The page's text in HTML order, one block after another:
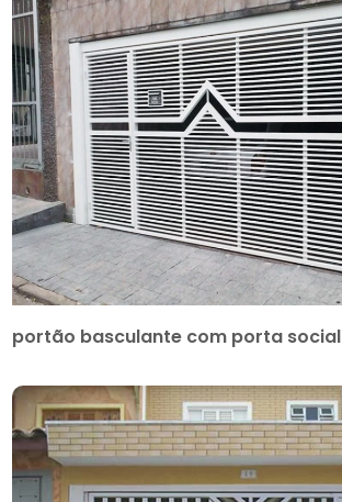
portão basculante com porta social